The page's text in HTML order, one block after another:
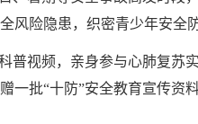
风险隐患，织密青少年安全
普视频，亲身参与心肺复苏
一批“十防”安全教育宣传资